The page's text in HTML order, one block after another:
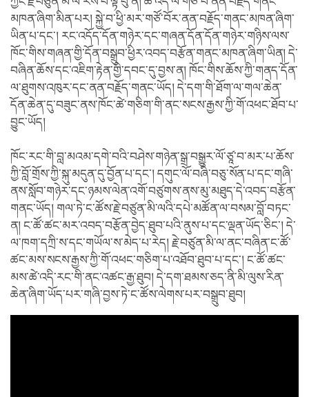
མཁན་ཞིག་མིན་པར། སྐྱེ་བ་ཕྱི་མར་གཙོ་བོར་ནན་བརྗོད་གནང་མཁན་ཞིག་
ཡིན་པ་དང་། རང་འདོད་དོན་གཉེར་དང་གཞན་དོན་དོན་གཉེར་གཉིས་ལས་
ཁོང་གིས་གཞན་གྱི་དོན་བསྒྲུབ་ཕྱིར་འབད་བརྩོན་གནང་མཁན་ཞིག་ཡིན། དེ་
བཞིན་ཆོས་དང་འཇིག་རྟེན་གྱི་དབང་དུ་བྱས་ན། ཁོང་གིས་ཆོས་ཀྱི་གནད་དོན་
ལ་ཐུགས་འཁུར་དང་ནན་བརྗོད་གནང་ཡོད། དེ་དག་གི་ཐོག་ལ་གལ་ཆེན་
དོན་ཆེན་དུ་བཟུང་ནས་ཁོང་ཚེ་གཅིག་གི་ནང་སངས་རྒྱས་ཀྱི་གོ་འཕང་ཐོབ་པ་
བྱུང་ཡོད།
ཁོང་རང་གི་བླ་མའམ་དགེ་བའི་བཤེས་གཉེན་སྒྲ་བསྒྱུར་ལོ་ཙཱ་བ་མར་པ་ཆོས་
ཀྱི་བློ་གྲོས་ཀྱི་སྐུ་མདུན་དུ་བྱོན་པ་དང་། དགུང་ལོ་བཞི་བཅུ་སོན་པ་དང་གཞི་
ནས་སློབ་གཉེར་དང་ཉམས་ལེན་འགོ་བཙུགས་ནས་མུ་མཐུད་དེ་འབད་བརྩོན་
གནང་ཡོད། གལ་ཏེ་ང་ཚོས་རྗེ་བཙུན་མི་ལའི་དཔེ་མཚོན་ལ་བསམ་བློ་བཏང་
ན། ང་ཚོ་ཚང་མར་འབད་བརྩོན་བྱེད་ཐུབ་པའི་ནུས་པ་དང་ལྡན་ཡོད་ཅིང་། དེ་
ལ་ཁག་དཀྲི་ས་དང་གཡོལ་ས་མེད་པ་རེད། རྗེ་བཙུན་མི་ལ་ནང་བཞིན་ང་ཚོ་
ཚང་མས་སངས་རྒྱས་ཀྱི་གོ་འཕང་གཅིག་པ་འཐོབ་ཐུབ་པ་དང་། ང་ཚོ་ཚང་
མས་ཚེ་འདི་རང་གི་ནང་འཚང་རྒྱ་ཐུབ། དེ་དག་ཐམས་ཅད་ནི་མི་ལུས་རིན་
ཆེན་ཞིག་ཡོད་པར་གཞི་བྱས་ཏེ་ང་ཚོས་ལེགས་པར་བསྒྲུབ་ཐུབ།